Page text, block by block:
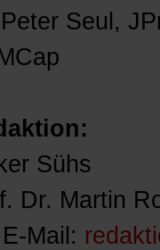
Seul,
Sühs
Dr. Martin
Mail: